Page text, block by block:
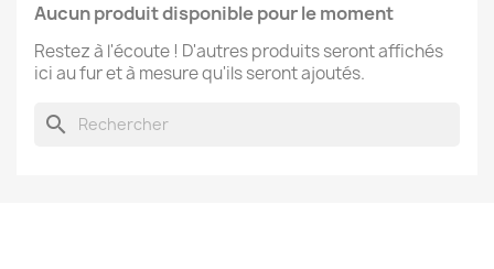
Aucun produit disponible pour le moment
Restez à l'écoute ! D'autres produits seront affichés
ici au fur et à mesure qu'ils seront ajoutés.
search